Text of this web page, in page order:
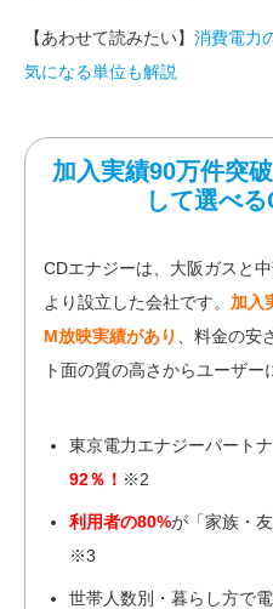
【あわせて読みたい】 消費電力
気になる単位も解説
加入実績90万件突
して選べ
CDエナジーは、大阪ガスと
より設立した会社です。 加入
M放映実績があり
、料金の
ト面の質の高さからユーザー
東京電力エナジーパート
92％！ ※2
利用者の80%が「家族・
※3
世帯人数別・暮らし方で